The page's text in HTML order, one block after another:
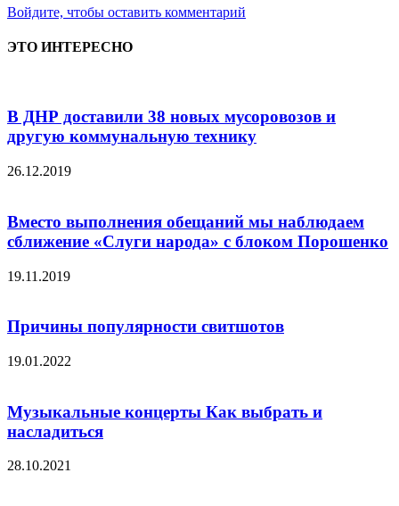
Войдите, чтобы оставить комментарий
ЭТО ИНТЕРЕСНО
В ДНР доставили 38 новых мусоровозов и
другую коммунальную технику
26.12.2019
Вместо выполнения обещаний мы наблюдаем
сближение «Слуги народа» с блоком Порошенко
19.11.2019
Причины популярности свитшотов
19.01.2022
Музыкальные концерты Как выбрать и
насладиться
28.10.2021